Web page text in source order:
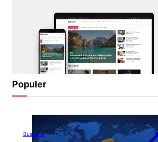
Populer
Business